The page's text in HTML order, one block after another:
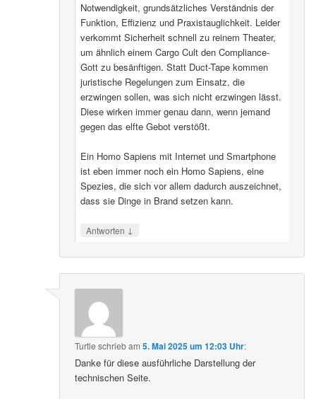
Notwendigkeit, grundsätzliches Verständnis der
Funktion, Effizienz und Praxistauglichkeit. Leider
verkommt Sicherheit schnell zu reinem Theater,
um ähnlich einem Cargo Cult den Compliance-
Gott zu besänftigen. Statt Duct-Tape kommen
juristische Regelungen zum Einsatz, die
erzwingen sollen, was sich nicht erzwingen lässt.
Diese wirken immer genau dann, wenn jemand
gegen das elfte Gebot verstößt.
Ein Homo Sapiens mit Internet und Smartphone
ist eben immer noch ein Homo Sapiens, eine
Spezies, die sich vor allem dadurch auszeichnet,
dass sie Dinge in Brand setzen kann.
Antworten ↓
Turtle schriebam5. Mai 2025 um 12:03 Uhr:
Danke für diese ausführliche Darstellung der
technischen Seite.